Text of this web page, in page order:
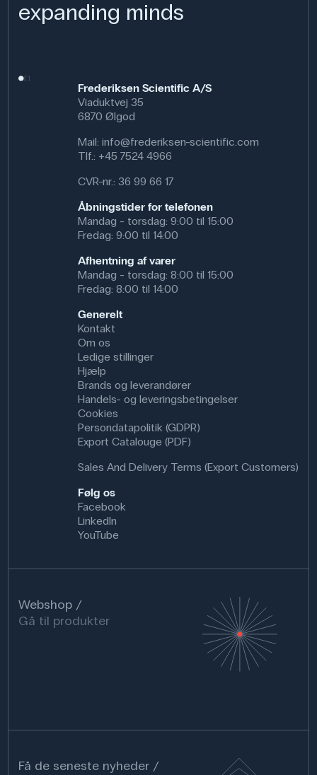
expanding minds
Frederiksen Scientific A/S
Viaduktvej 35
6870 Ølgod
Mail: info@frederiksen-scientific.com
Tlf.: +45 7524 4966
CVR-nr.: 36 99 66 17
Åbningstider for telefonen
Mandag - torsdag: 9:00 til 15:00
Fredag: 9:00 til 14:00
Afhentning af varer
Mandag - torsdag: 8:00 til 15:00
Fredag: 8:00 til 14:00
Generelt
Kontakt
Om os
Ledige stillinger
Hjælp
Brands og leverandører
Handels- og leveringsbetingelser
Cookies
Persondatapolitik (GDPR)
Export Catalouge (PDF)
Sales And Delivery Terms (Export Customers)
Følg os
Facebook
LinkedIn
YouTube
Webshop
Gå til produkter
Få de seneste nyheder